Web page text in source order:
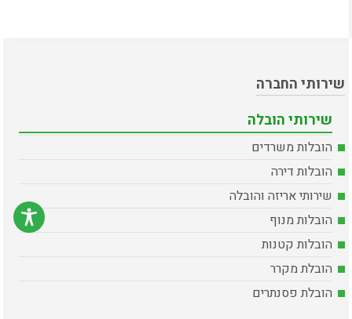
שירותי החברה
שירותי הובלה
הובלות משרדים
הובלות דירה
שירותי אריזה והובלה
הובלות מנוף
הובלות קטנות
הובלת מקרר
הובלת פסנתרים